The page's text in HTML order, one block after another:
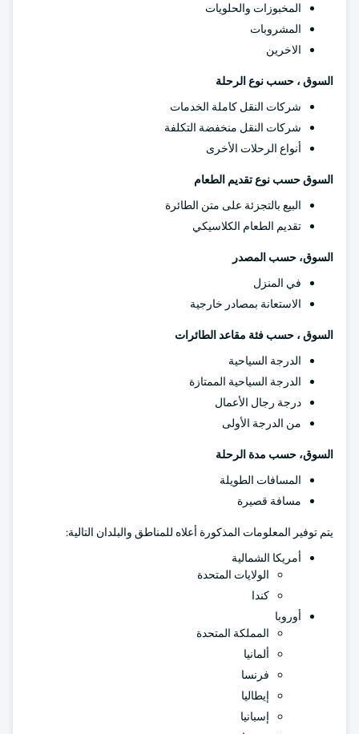
المخبوزات والحلويات
المشروبات
الاخرين
السوق ، حسب نوع الرحلة
شركات النقل كاملة الخدمات
شركات النقل منخفضة التكلفة
أنواع الرحلات الأخرى
السوق حسب نوع تقديم الطعام
البيع بالتجزئة على متن الطائرة
تقديم الطعام الكلاسيكي
السوق، حسب المصدر
في المنزل
الاستعانة بمصادر خارجية
السوق ، حسب فئة مقاعد الطائرات
الدرجة السياحية
الدرجة السياحية الممتازة
درجة رجال الأعمال
من الدرجة الأولى
السوق، حسب مدة الرحلة
المسافات الطويلة
مسافة قصيرة
يتم توفير المعلومات المذكورة أعلاه للمناطق والبلدان التالية:
أمريكا الشمالية
الولايات المتحدة
كندا
أوروبا
المملكة المتحدة
ألمانيا
فرنسا
إيطاليا
إسبانيا